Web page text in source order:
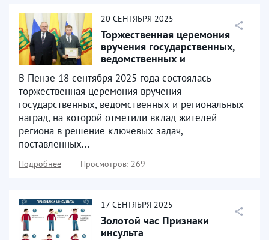
20 СЕНТЯБРЯ 2025
Торжественная церемония
вручения государственных,
ведомственных и
региональных наград
В Пензе 18 сентября 2025 года состоялась
торжественная церемония вручения
государственных, ведомственных и региональных
наград, на которой отметили вклад жителей
региона в решение ключевых задач,
поставленных...
Подробнее Просмотров: 269
17 СЕНТЯБРЯ 2025
Золотой час Признаки
инсульта